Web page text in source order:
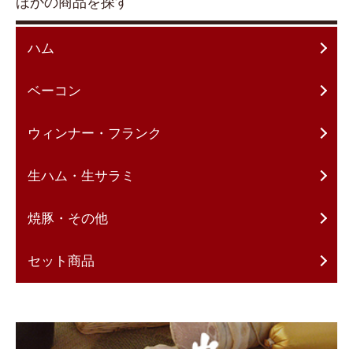
ハム
ベーコン
ウィンナー・フランク
生ハム・生サラミ
焼豚・その他
セット商品